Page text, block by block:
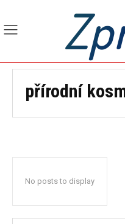
přírodní
No posts to display